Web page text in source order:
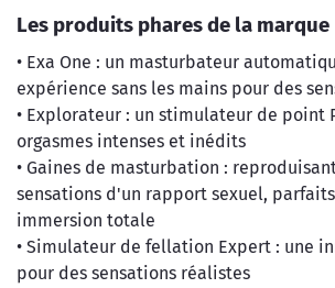
Les produits phares de la marque
• Exa One : un masturbateur
expérience sans les mains pour des
• Explorateur : un stimulateur de point
orgasmes intenses et inédits
• Gaines de masturbation :
sensations d'un rapport sexuel,
immersion totale
• Simulateur de fellation Expert : une
pour des sensations réalistes